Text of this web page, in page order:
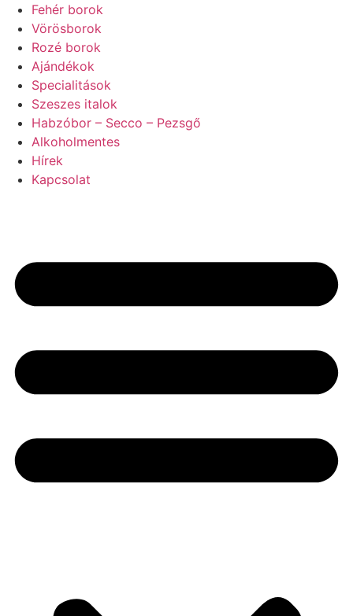
Ugrás
tartalomhoz
Fehér borok
Vörösborok
Rozé borok
Ajándékok
Specialitások
Szeszes italok
Habzóbor – Secco – Pezsgő
Alkoholmentes
Hírek
Kapcsolat